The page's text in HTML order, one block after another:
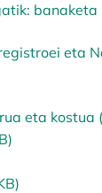
eta
eta kostua